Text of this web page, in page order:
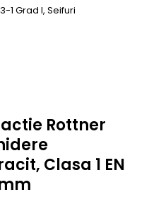
1 Grad I, Seifuri
Rottner
Clasa 1 EN